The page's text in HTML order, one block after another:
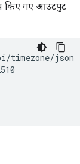
किए गए आउटपुट
timezone/json